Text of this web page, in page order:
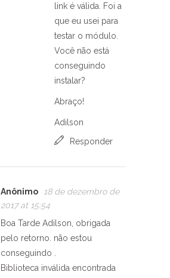
link é válida. Foi a
que eu usei para
testar o módulo.
Você não está
conseguindo
instalar?
Abraço!
Adilson
Responder
Anônimo
18 de dezembro de
2017 at 15:54
Boa Tarde Adilson, obrigada
pelo retorno. não estou
conseguindo .
Biblioteca inválida encontrada